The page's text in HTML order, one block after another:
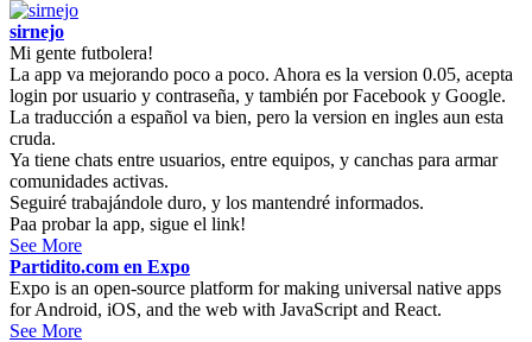
sirnejo
Mi gente futbolera!
La app va mejorando poco a poco. Ahora es la version 0.05, acepta
login por usuario y contraseña, y también por Facebook y Google.
La traducción a español va bien, pero la version en ingles aun esta
cruda.
Ya tiene chats entre usuarios, entre equipos, y canchas para armar
comunidades activas.
Seguiré trabajándole duro, y los mantendré informados.
Paa probar la app, sigue el link!
See More
Partidito.com en Expo
Expo is an open-source platform for making universal native apps
for Android, iOS, and the web with JavaScript and React.
See More